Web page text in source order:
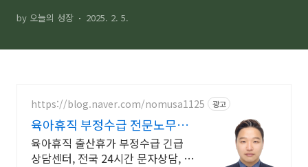
by 오늘의 성장 2025. 2. 5.
https://blog.naver.com/nomusa1125 광고
육아휴직 부정수급 전문노무사
노동부출신노무사
육아휴직 출산휴가 부정수급 긴급
상담센터, 전국 24시간 문자상담, 전